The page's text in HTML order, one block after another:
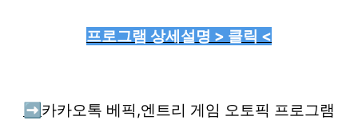
프로그램 상세설명 > 클릭 <
➡️ 카카오톡 베픽,엔트리 게임 오토픽 프로그램